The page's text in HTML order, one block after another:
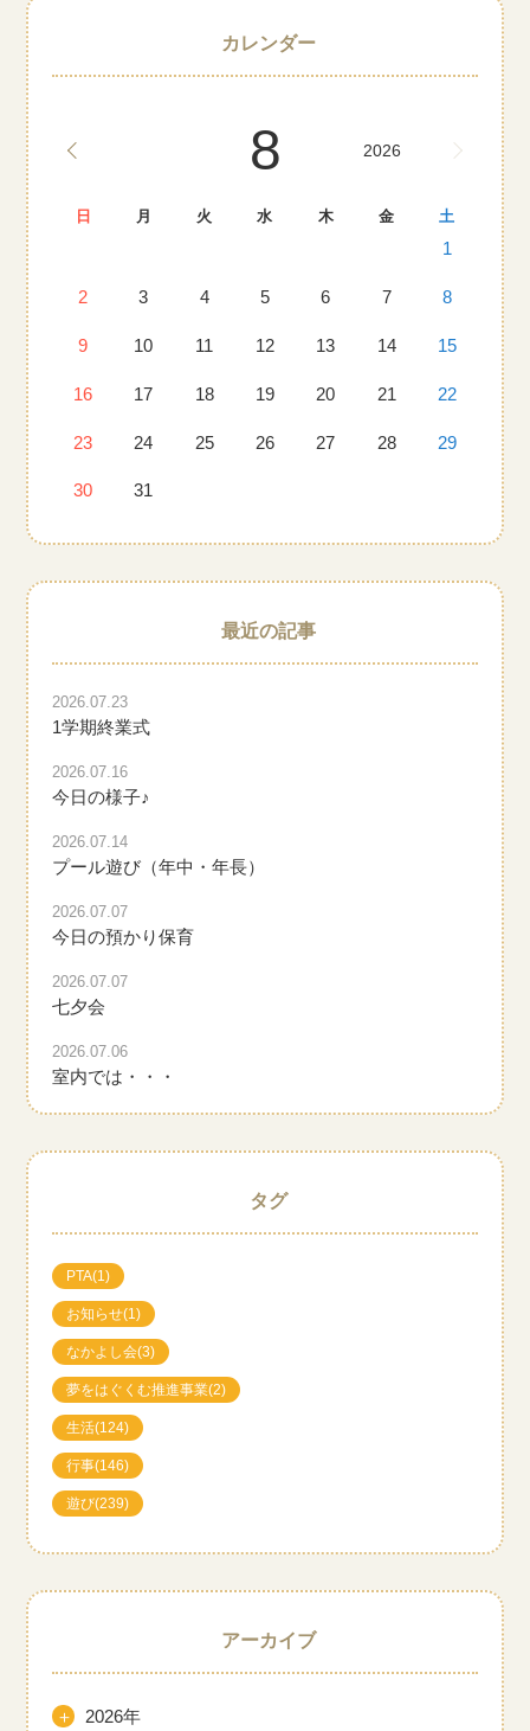
カレンダー
8 2026
日 月 火 水 木 金 土
1
2 3 4 5 6 7 8
9 10 11 12 13 14 15
16 17 18 19 20 21 22
23 24 25 26 27 28 29
30 31
最近の記事
2026.07.23
1学期終業式
2026.07.16
今日の様子♪
2026.07.14
プール遊び（年中・年長）
2026.07.07
今日の預かり保育
2026.07.07
七夕会
2026.07.06
室内では・・・
タグ
PTA(1)
お知らせ(1)
なかよし会(3)
夢をはぐくむ推進事業(2)
生活(124)
行事(146)
遊び(239)
アーカイブ
＋ 2026年